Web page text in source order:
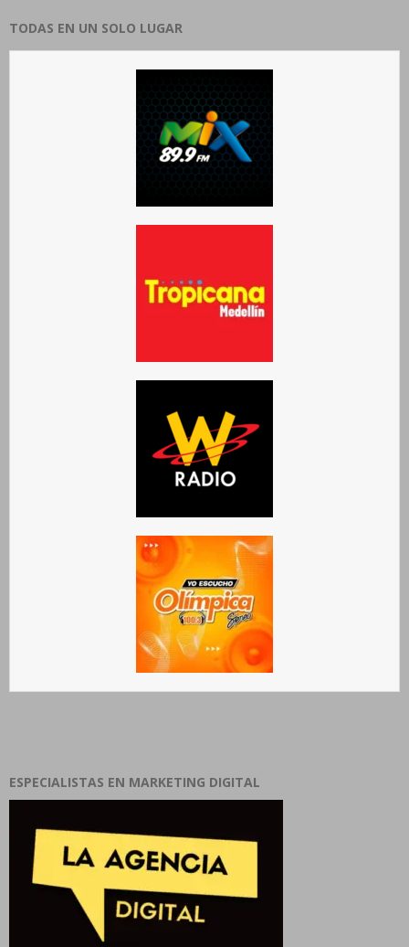
TODAS EN UN SOLO LUGAR
ESPECIALISTAS EN MARKETING DIGITAL